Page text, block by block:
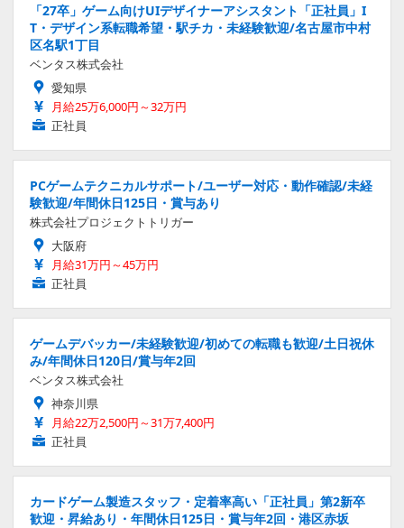
「27卒」ゲーム向けUIデザイナーアシスタント「正社員」I
T・デザイン系転職希望・駅チカ・未経験歓迎/名古屋市中村
区名駅1丁目
ベンタス株式会社
愛知県
月給25万6,000円～32万円
正社員
PCゲームテクニカルサポート/ユーザー対応・動作確認/未経
験歓迎/年間休日125日・賞与あり
株式会社プロジェクトトリガー
大阪府
月給31万円～45万円
正社員
ゲームデバッカー/未経験歓迎/初めての転職も歓迎/土日祝休
み/年間休日120日/賞与年2回
ベンタス株式会社
神奈川県
月給22万2,500円～31万7,400円
正社員
カードゲーム製造スタッフ・定着率高い「正社員」第2新卒
歓迎・昇給あり・年間休日125日・賞与年2回・港区赤坂